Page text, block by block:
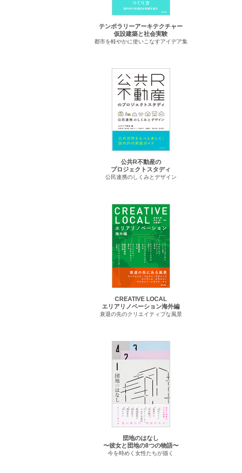
テンポラリーアーキテクチャー
仮設建築と社会実験
都市を軽やかに使いこなすアイデア集
公共R不動産の
プロジェクトスタディ
公民連携のしくみとデザイン
CREATIVE LOCAL
エリアリノベーション海外編
衰退の先のクリエイティブな風景
団地のはなし
〜彼女と団地の8つの物語〜
今を時めく女性たちが描く